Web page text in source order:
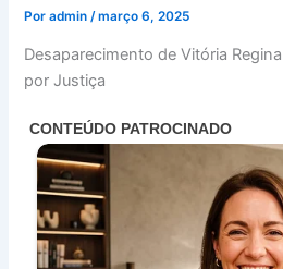
Poradmin /março 6, 2025
Desaparecimento de Vitória
por Justiça